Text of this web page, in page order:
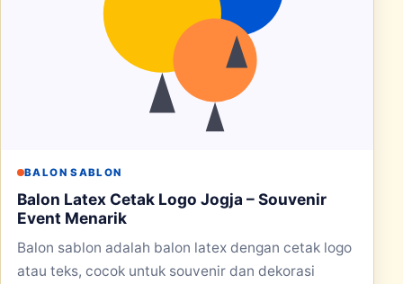
BALON SABLON
Balon Latex Cetak Logo Jogja – Souvenir
Event Menarik
Balon sablon adalah balon latex dengan cetak logo
atau teks, cocok untuk souvenir dan dekorasi